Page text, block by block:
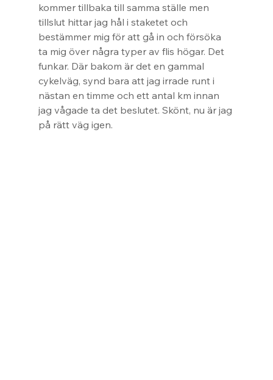
kommer tillbaka till samma ställe men
tillslut hittar jag hål i staketet och
bestämmer mig för att gå in och försöka
ta mig över några typer av flis högar. Det
funkar. Där bakom är det en gammal
cykelväg, synd bara att jag irrade runt i
nästan en timme och ett antal km innan
jag vågade ta det beslutet. Skönt, nu är jag
på rätt väg igen.